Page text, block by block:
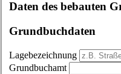
Daten des bebauten
Grundbuchdaten
Lagebezeichnung
Grundbuchamt